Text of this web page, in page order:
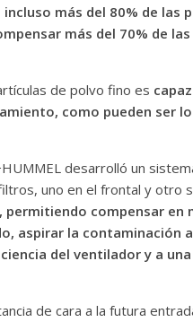
más del 80% de las
más del 70% de
de polvo fino es
como pueden ser
desarrolló un
uno en el frontal y otro
compensar en
aspirar la contaminación
del ventilador y a
de cara a la futura